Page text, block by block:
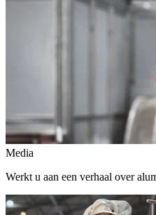
Media
Werkt u aan een verhaal over